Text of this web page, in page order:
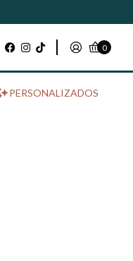
0
PERSONALIZADOS